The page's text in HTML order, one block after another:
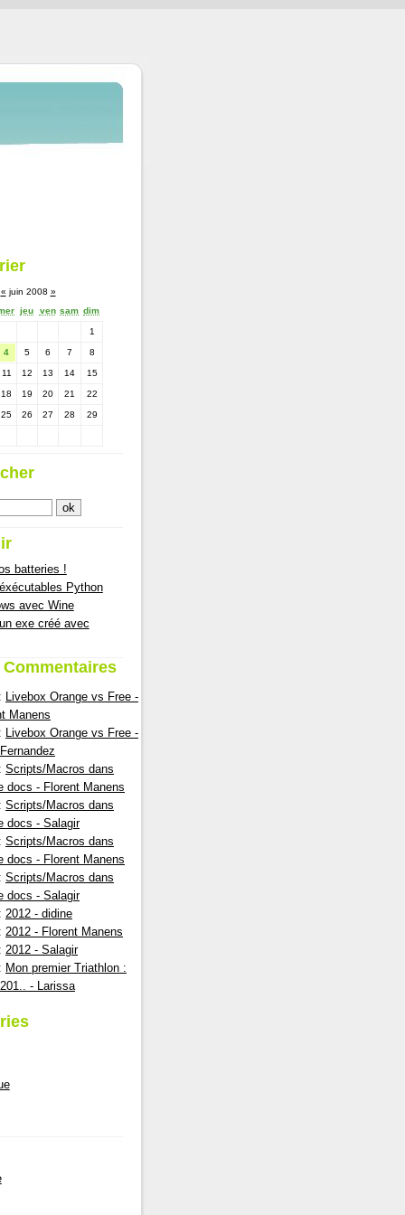
« juin 2008 »
jeu ven sam dim
1
4 5 6 7 8
11 12 13 14 15
18 19 20 21 22
25 26 27 28 29
batteries !
Python
avec Wine
exe créé avec
Livebox Orange vs Free -
Manens
Livebox Orange vs Free -
Scripts/Macros dans
docs - Florent Manens
Scripts/Macros dans
docs - Salagir
Scripts/Macros dans
docs - Florent Manens
Scripts/Macros dans
docs - Salagir
2012 - didine
2012 - Florent Manens
2012 - Salagir
Mon premier Triathlon :
- Larissa